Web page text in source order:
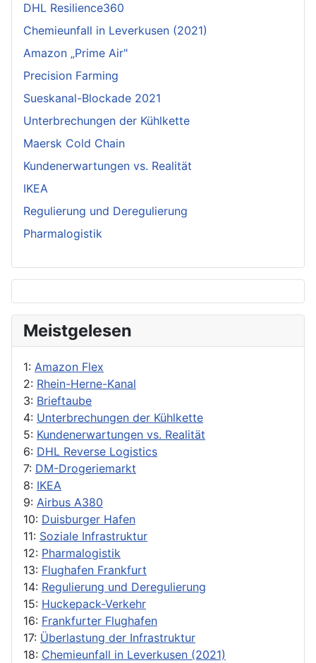
DHL Resilience360
Chemieunfall in Leverkusen (2021)
Amazon „Prime Air"
Precision Farming
Sueskanal-Blockade 2021
Unterbrechungen der Kühlkette
Maersk Cold Chain
Kundenerwartungen vs. Realität
IKEA
Regulierung und Deregulierung
Pharmalogistik
Meistgelesen
1: Amazon Flex
2: Rhein-Herne-Kanal
3: Brieftaube
4: Unterbrechungen der Kühlkette
5: Kundenerwartungen vs. Realität
6: DHL Reverse Logistics
7: DM-Drogeriemarkt
8: IKEA
9: Airbus A380
10: Duisburger Hafen
11: Soziale Infrastruktur
12: Pharmalogistik
13: Flughafen Frankfurt
14: Regulierung und Deregulierung
15: Huckepack-Verkehr
16: Frankfurter Flughafen
17: Überlastung der Infrastruktur
18: Chemieunfall in Leverkusen (2021)